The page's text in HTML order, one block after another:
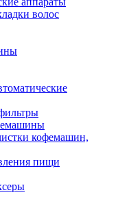
волос
кофемашин,
пищи